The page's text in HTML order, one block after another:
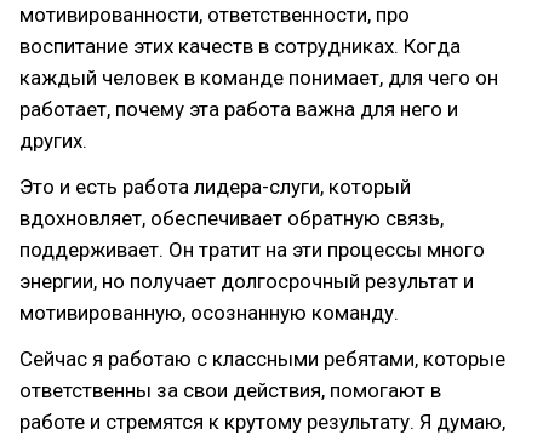
мотивированности, ответственности, про
воспитание этих качеств в сотрудниках. Когда
каждый человек в команде понимает, для чего он
работает, почему эта работа важна для него и
других.
Это и есть работа лидера-слуги, который
вдохновляет, обеспечивает обратную связь,
поддерживает. Он тратит на эти процессы много
энергии, но получает долгосрочный результат и
мотивированную, осознанную команду.
Сейчас я работаю с классными ребятами, которые
ответственны за свои действия, помогают в
работе и стремятся к крутому результату. Я думаю,